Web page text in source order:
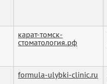
карат-томск-
стоматология.рф
formula-ulybki-clinic.ru